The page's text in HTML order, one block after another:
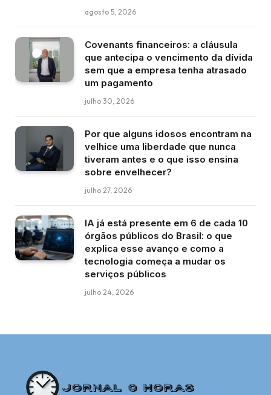
agosto 5, 2026
Covenants financeiros: a cláusula
que antecipa o vencimento da dívida
sem que a empresa tenha atrasado
um pagamento
julho 30, 2026
Por que alguns idosos encontram na
velhice uma liberdade que nunca
tiveram antes e o que isso ensina
sobre envelhecer?
julho 27, 2026
IA já está presente em 6 de cada 10
órgãos públicos do Brasil: o que
explica esse avanço e como a
tecnologia começa a mudar os
serviços públicos
julho 24, 2026